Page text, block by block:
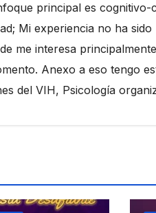
principal es cognitivo-
Mi experiencia no ha
me interesa
Anexo a eso tengo
del VIH, Psicología